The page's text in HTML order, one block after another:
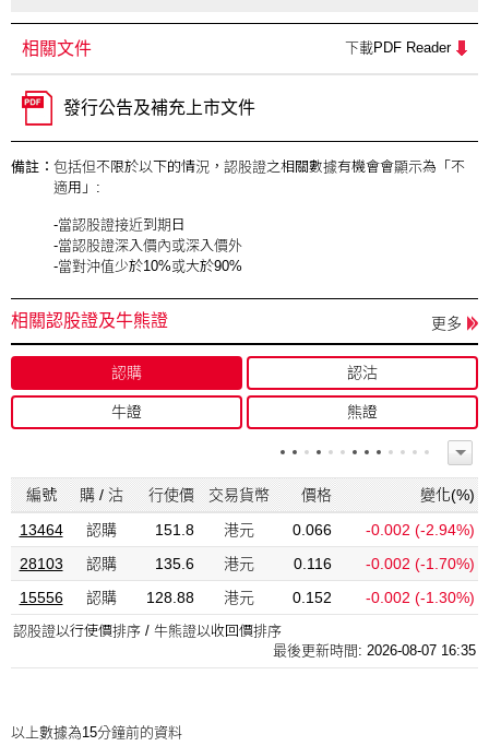
相關文件 下載PDF Reader
發行公告及補充上市文件
備註： 包括但不限於以下的情況，認股證之相關數據有機會會顯示為「不
適用」:
-當認股證接近到期日
-當認股證深入價內或深入價外
-當對沖值少於10%或大於90%
相關認股證及牛熊證 更多
認購 認沽
牛證 熊證
編號 購 / 沽 行使價 交易貨幣 價格
變化(%)
13464
認購 151.8 港元 0.066 -0.002 (-2.94%)
28103
認購 135.6 港元 0.116 -0.002 (-1.70%)
15556
認購 128.88 港元 0.152 -0.002 (-1.30%)
認股證以行使價排序 / 牛熊證以收回價排序
最後更新時間: 2026-08-07 16:35
以上數據為15分鐘前的資料